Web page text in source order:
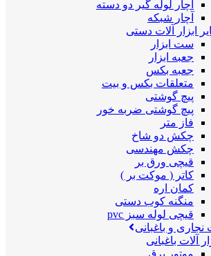
آچار لوله گیر دو دسته
آچار شبکه
ابزار آلات دستی
ست ابزار
جعبه ابزار
جعبه بکس
متعلقات بکس و بیت
پیچ گوشتی
پیچ گوشتی ضربه خور
فاز متر
چکش دو شاخ
چکش مهندسی
قیچی ورق بر
کاتر ( موکت بر )
کمان اره
منگنه کوب دستی
قیچی لوله سبز pvc
نجاری و باغبانی
آلات باغبانی